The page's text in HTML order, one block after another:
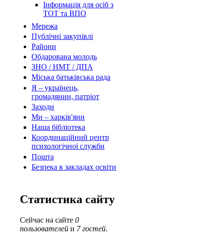
Інформація для осіб з
ТОТ та ВПО
Мережа
Публічні закупівлі
Райони
Обдарована молодь
ЗНО / НМТ / ДПА
Міська батьківська рада
Я – українець,
громадянин, патріот
Заходи
Ми – харків'яни
Наша бібліотека
Координаційний центр
психологічної служби
Пошта
Безпека в закладах освіти
Статистика сайту
Сейчас на сайте 0
пользователей и 7 гостей.